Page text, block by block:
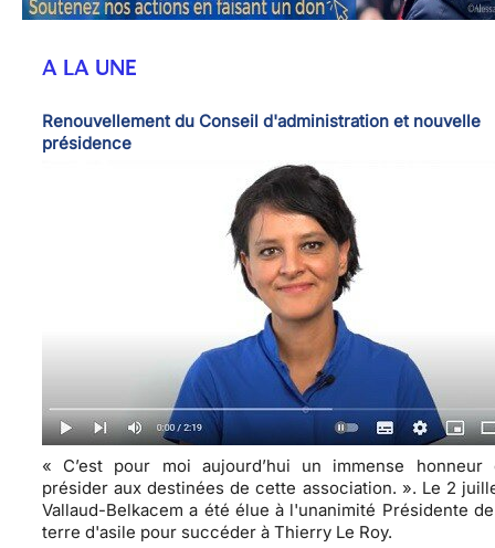
A LA UNE
Renouvellement du Conseil d'administration et nouvelle
présidence
« C’est pour moi aujourd’hui un immense honneur
présider aux destinées de cette association. ». Le 2
Vallaud-Belkacem a été élue à l'unanimité Présidente
terre d'asile pour succéder à Thierry Le Roy.